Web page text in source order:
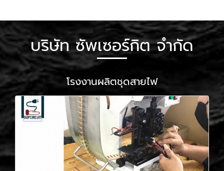
บริษัท ซัพเซอร์กิต จำกัด
โรงงานผลิตชุดสายไฟ